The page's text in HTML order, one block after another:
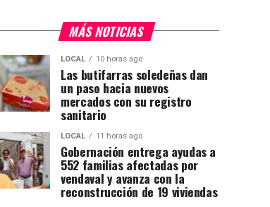
MÁS NOTICIAS
LOCAL 10 horas ago
Las butifarras soledeñas dan
un paso hacia nuevos
mercados con su registro
sanitario
LOCAL 11 horas ago
Gobernación entrega ayudas a
552 familias afectadas por
vendaval y avanza con la
reconstrucción de 19 viviendas